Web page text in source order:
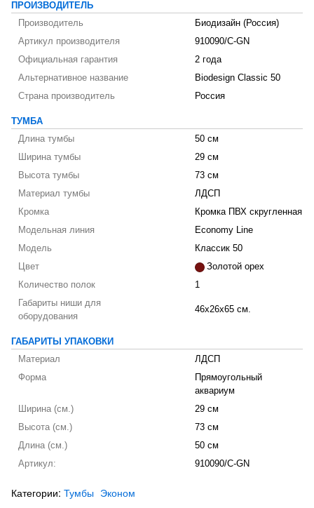
ПРОИЗВОДИТЕЛЬ
Производитель
Биодизайн (Россия)
Артикул производителя
910090/C-GN
Официальная гарантия
2 года
Альтернативное название
Biodesign Classic 50
Страна производитель
Россия
ТУМБА
Длина тумбы
50 см
Ширина тумбы
29 см
Высота тумбы
73 см
Материал тумбы
ЛДСП
Кромка
Кромка ПВХ скругленная
Модельная линия
Economy Line
Модель
Классик 50
Цвет
Золотой орех
Количество полок
1
Габариты ниши для
оборудования
46x26x65 см.
ГАБАРИТЫ УПАКОВКИ
Материал
ЛДСП
Форма
Прямоугольный
аквариум
Ширина (см.)
29 см
Высота (см.)
73 см
Длина (см.)
50 см
Артикул:
910090/C-GN
Категории: Тумбы Эконом